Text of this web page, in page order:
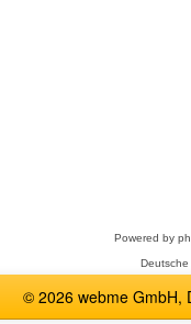
Powered by
© 2026 webme GmbH,